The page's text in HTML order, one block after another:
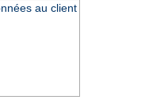
au client